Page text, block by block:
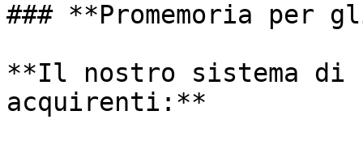
### **Promemoria
**Il nostro sistema di
acquirenti:**